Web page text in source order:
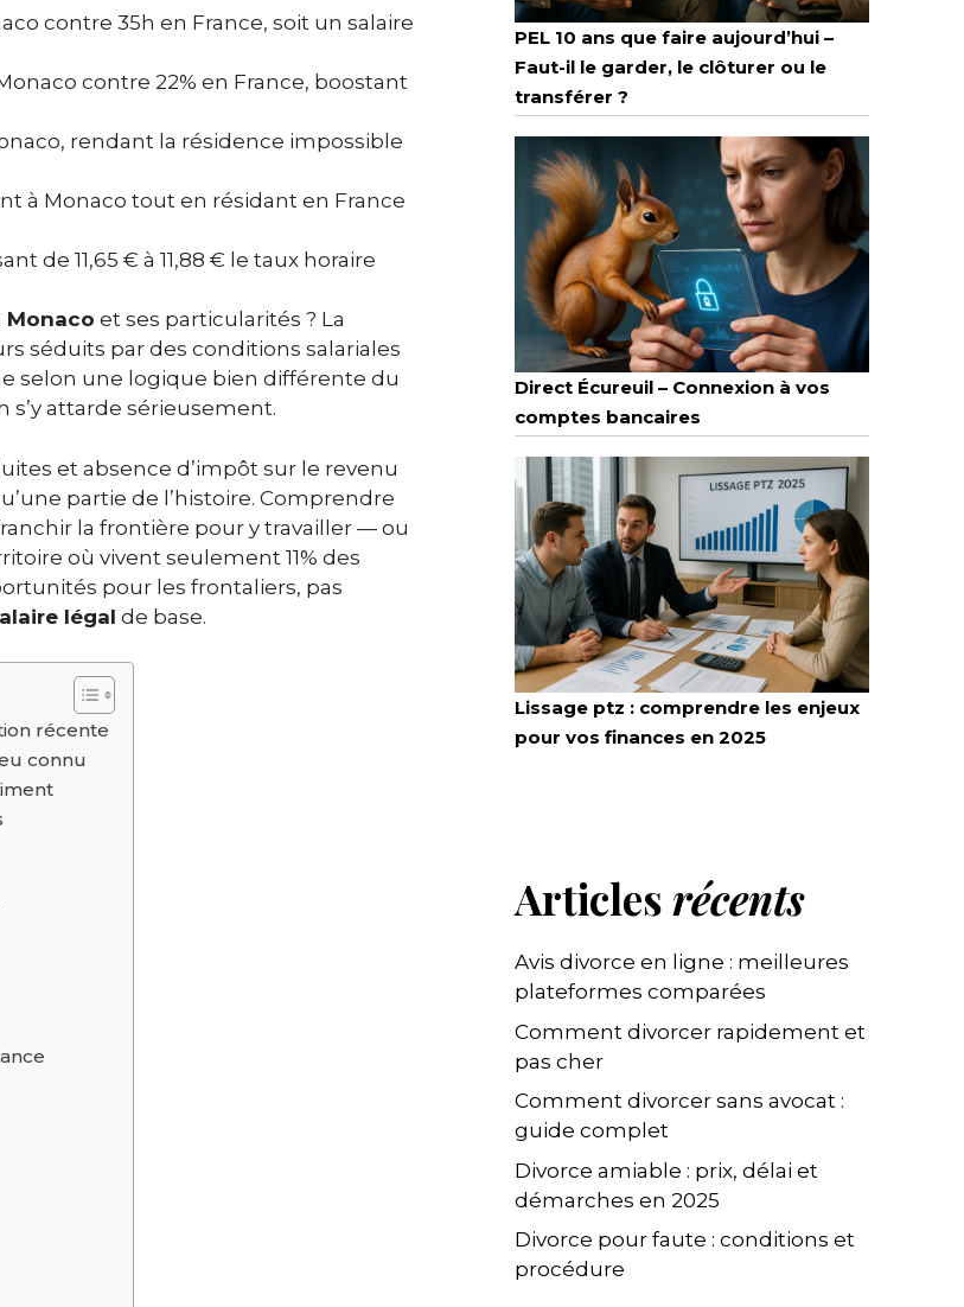
contre 35h en France, soit un salaire
contre 22% en France, boostant
rendant la résidence impossible
à Monaco tout en résidant en France
de 11,65 € à 11,88 € le taux horaire
Monaco et ses particularités ? La
séduits par des conditions salariales
selon une logique bien différente du
s’y attarde sérieusement.
et absence d’impôt sur le revenu
partie de l’histoire. Comprendre
la frontière pour y travailler — ou
où vivent seulement 11% des
pour les frontaliers, pas
légal de base.
récente
connu
PEL 10 ans que faire aujourd’hui –
Faut-il le garder, le clôturer ou le
transférer ?
Direct Écureuil – Connexion à vos
comptes bancaires
Lissage ptz : comprendre les enjeux
pour vos finances en 2025
Articles récents
Avis divorce en ligne : meilleures
plateformes comparées
Comment divorcer rapidement et
pas cher
Comment divorcer sans avocat :
guide complet
Divorce amiable : prix, délai et
démarches en 2025
Divorce pour faute : conditions et
procédure